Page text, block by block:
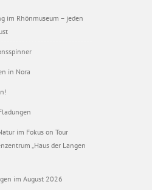
im Rhönmuseum – jeden
in Nora
im Fokus on Tour
„Haus der Langen
im August 2026